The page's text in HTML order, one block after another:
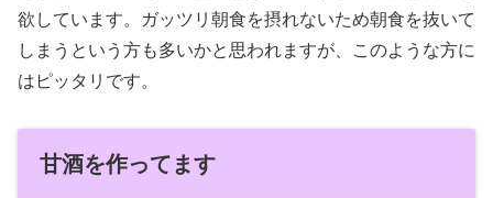
欲しています。ガッツリ朝食を摂れないため朝食を抜いて
しまうという方も多いかと思われますが、このような方に
はピッタリです。
甘酒を作ってます